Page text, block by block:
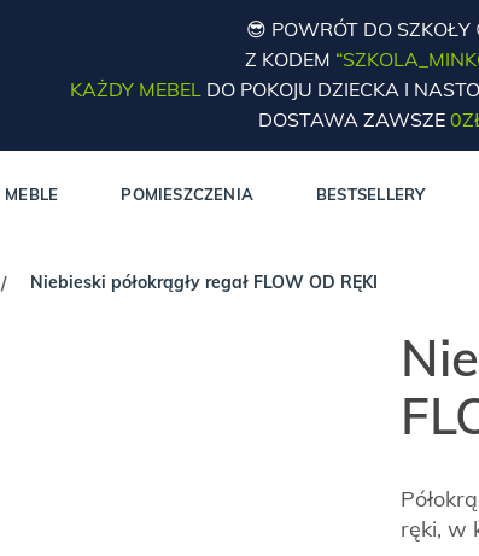
😎 POWRÓT DO SZKOŁY
Z KODEM
KAŻDY MEBELDO POKOJU DZIECKA I
DOSTAWA ZAWSZE
MEBLE POMIESZCZENIA BESTSELLERY
/ Niebieski półokrągły regał FLOW OD RĘKI
ręki, w